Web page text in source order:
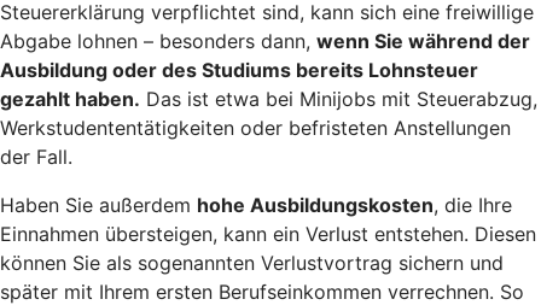
Steuererklärung verpflichtet sind, kann sich eine freiwillige
Abgabe lohnen – besonders dann, wenn Sie während der
Ausbildung oder des Studiums bereits Lohnsteuer
gezahlt haben. Das ist etwa bei Minijobs mit Steuerabzug,
Werkstudententätigkeiten oder befristeten Anstellungen
der Fall.
Haben Sie außerdem hohe Ausbildungskosten, die Ihre
Einnahmen übersteigen, kann ein Verlust entstehen. Diesen
können Sie als sogenannten Verlustvortrag sichern und
später mit Ihrem ersten Berufseinkommen verrechnen. So